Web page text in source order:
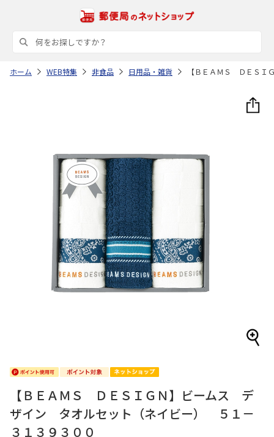
ホーム WEB特集 非食品 日用品・雑貨 【ＢＥＡＭＳ ＤＥＳ
【ＢＥＡＭＳ ＤＥＳＩＧＮ】ビームス デ
ザイン タオルセット（ネイビー） ５１－
３１３９３００